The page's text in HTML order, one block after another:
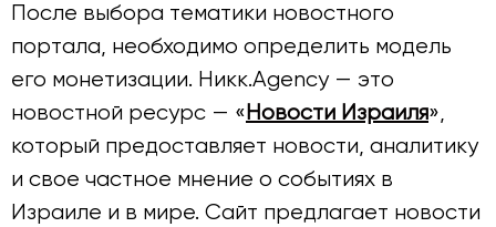
После выбора тематики новостного
портала, необходимо определить модель
его монетизации. Никк.Agency — это
новостной ресурс — «Новости Израиля»,
который предоставляет новости, аналитику
и свое частное мнение о событиях в
Израиле и в мире. Сайт предлагает новости